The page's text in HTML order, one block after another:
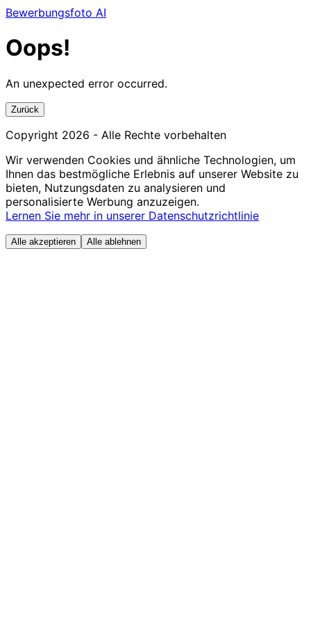
Bewerbungsfoto AI
Oops!
An unexpected error occurred.
Zurück
Copyright 2026 - Alle Rechte vorbehalten
Wir verwenden Cookies und ähnliche Technologien, um
Ihnen das bestmögliche Erlebnis auf unserer Website zu
bieten, Nutzungsdaten zu analysieren und
personalisierte Werbung anzuzeigen.
Lernen Sie mehr in unserer Datenschutzrichtlinie
Alle akzeptieren Alle ablehnen